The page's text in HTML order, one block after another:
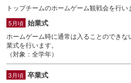
トップチームのホームゲーム観戦会を行い
5月頃 始業式
ホームゲーム時に通常は入ることのでき
業式を行います。
（対象：全学年）
3月頃 卒業式